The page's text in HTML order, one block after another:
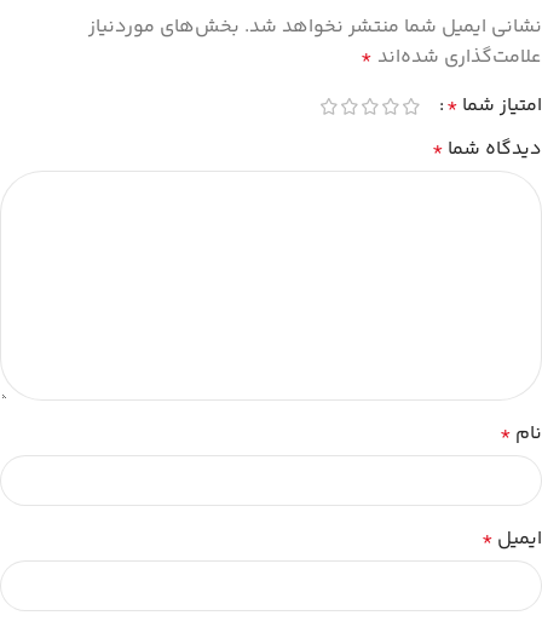
نشانی ایمیل شما منتشر نخواهد شد. بخش‌های موردنیاز
علامت‌گذاری شده‌اند *
امتیاز شما *
دیدگاه شما *
نام *
ایمیل *